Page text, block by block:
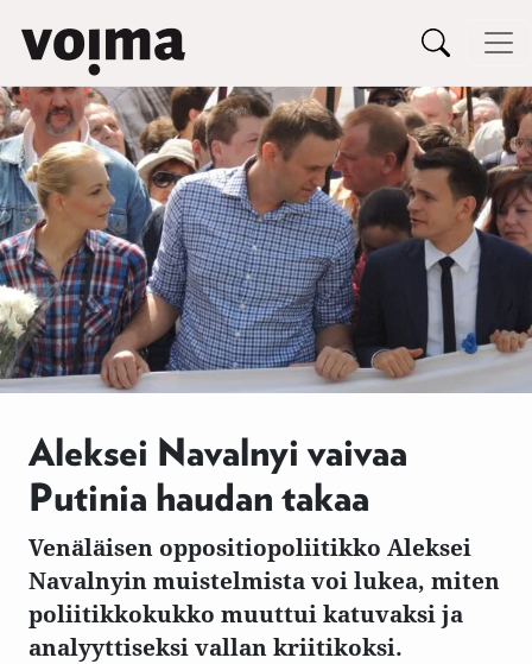
Siirry sisältöön
Päävalikko
Aleksei Navalnyi vaivaa
Putinia haudan takaa
Venäläisen oppositiopoliitikko Aleksei
Navalnyin muistelmista voi lukea, miten
poliitikkokukko muuttui katuvaksi ja
analyyttiseksi vallan kriitikoksi.